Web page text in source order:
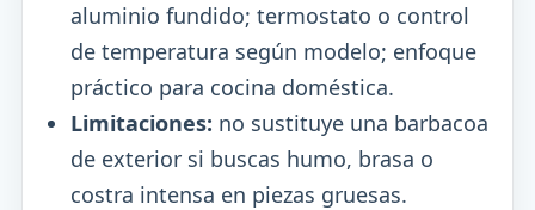
aluminio fundido; termostato o control
de temperatura según modelo; enfoque
práctico para cocina doméstica.
Limitaciones: no sustituye una barbacoa
de exterior si buscas humo, brasa o
costra intensa en piezas gruesas.